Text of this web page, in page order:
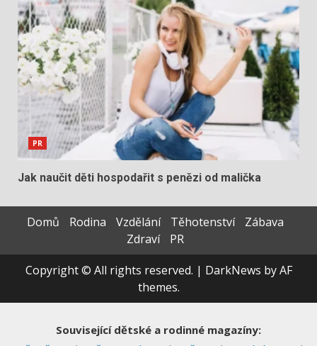
PR
Jak naučit děti hospodařit s penězi od malička
Domů Rodina Vzdělání Těhotenství
Zábava
Zdraví
PR
Copyright © All rights reserved. | DarkNews by AF
themes.
Související dětské a rodinné magazíny: